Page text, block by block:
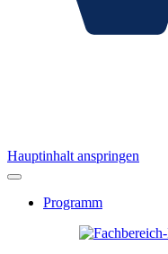
Hauptinhalt anspringen
Programm